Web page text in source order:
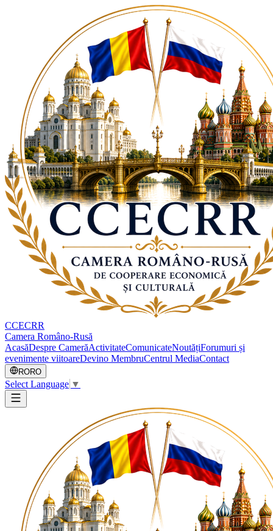
CCECRR
Camera Româno-Rusă
AcasăDespre CamerăActivitateComunicateNoutățiForumuri și
evenimente viitoareDevino MembruCentrul MediaContact
RORO
Select Language ▼